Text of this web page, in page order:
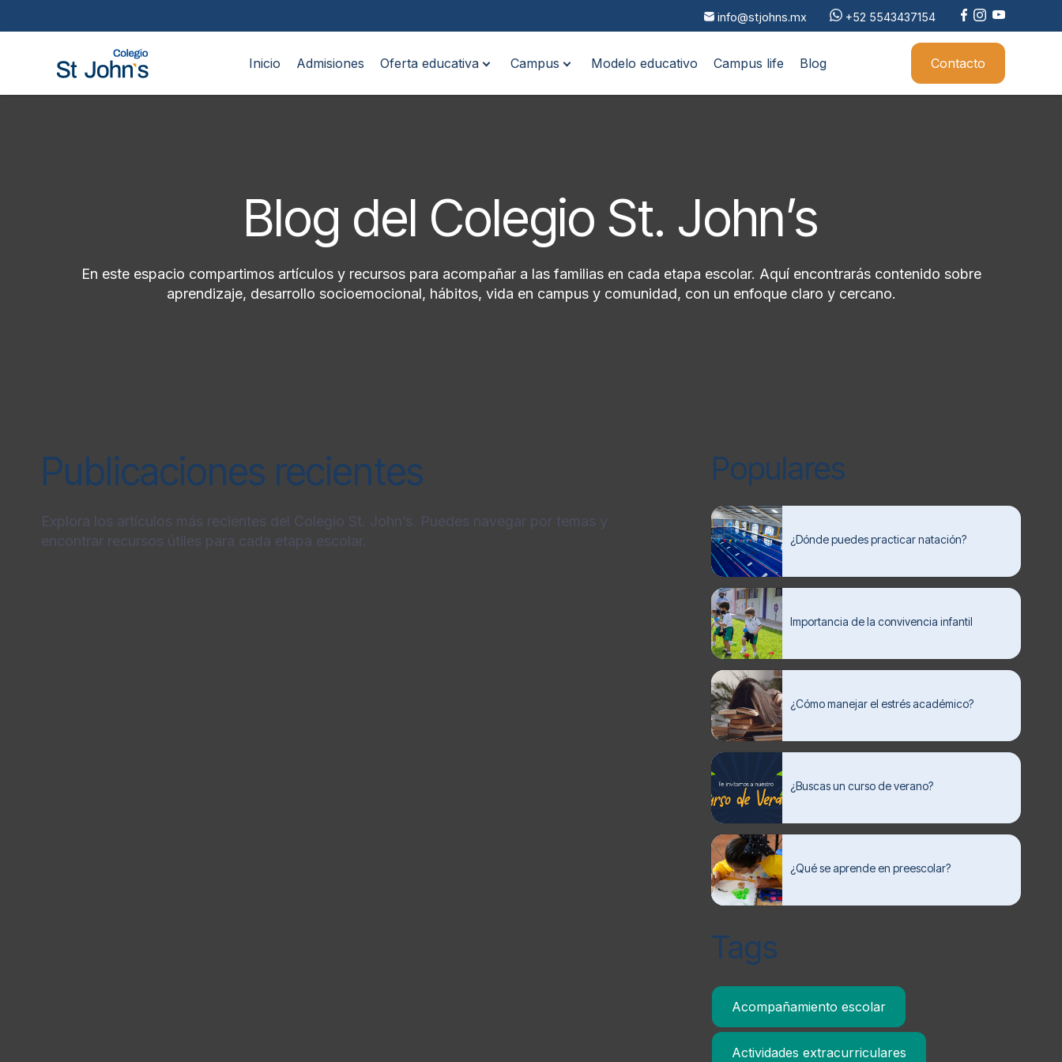
info@stjohns.mx +52 5543437154
Inicio Admisiones Oferta educativa Campus Modelo educativo Campus life Blog Contacto
Blog del Colegio St. John’s
En este espacio compartimos artículos y recursos para acompañar a las familias en cada etapa escolar. Aquí encontrarás contenido sobre
aprendizaje, desarrollo socioemocional, hábitos, vida en campus y comunidad, con un enfoque claro y cercano.
Publicaciones recientes
Explora los artículos más recientes del Colegio St. John’s. Puedes navegar por temas y
encontrar recursos útiles para cada etapa escolar.
Populares
¿Dónde puedes practicar natación?
Importancia de la convivencia infantil
¿Cómo manejar el estrés académico?
¿Buscas un curso de verano?
¿Qué se aprende en preescolar?
Tags
Acompañamiento escolar
Actividades extracurriculares